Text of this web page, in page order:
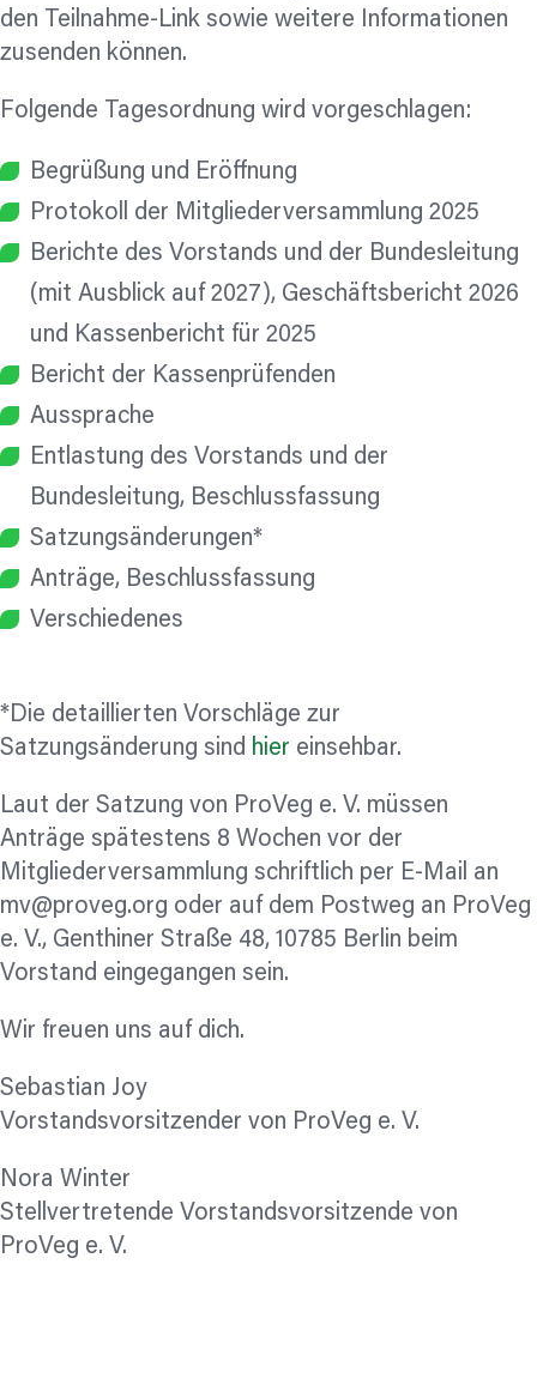
den Teilnahme-Link sowie weitere Informationen
zusenden können.
Folgende Tagesordnung wird vorgeschlagen:
Begrüßung und Eröffnung
Protokoll der Mitgliederversammlung 2025
Berichte des Vorstands und der Bundesleitung
(mit Ausblick auf 2027), Geschäftsbericht 2026
und Kassenbericht für 2025
Bericht der Kassenprüfenden
Aussprache
Entlastung des Vorstands und der
Bundesleitung, Beschlussfassung
Satzungsänderungen*
Anträge, Beschlussfassung
Verschiedenes
*Die detaillierten Vorschläge zur
Satzungsänderung sind hier einsehbar.
Laut der Satzung von ProVeg e. V. müssen
Anträge spätestens 8 Wochen vor der
Mitgliederversammlung schriftlich per E-Mail an
mv@proveg.org oder auf dem Postweg an ProVeg
e. V., Genthiner Straße 48, 10785 Berlin beim
Vorstand eingegangen sein.
Wir freuen uns auf dich.
Sebastian Joy
Vorstandsvorsitzender von ProVeg e. V.
Nora Winter
Stellvertretende Vorstandsvorsitzende von
ProVeg e. V.